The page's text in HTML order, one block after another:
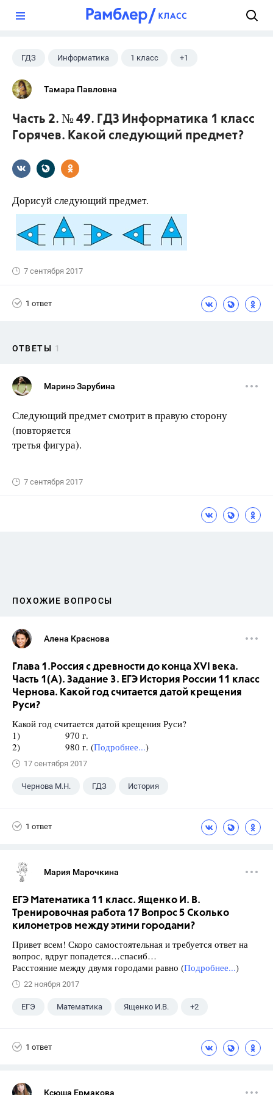
ГДЗ Информатика 1 класс +1
Горячев А.В.
Тамара Павловна
Часть 2. № 49. ГДЗ Информатика 1 класс
Горячев. Какой следующий предмет?
Дорисуй следующий предмет.
7 сентября 2017
1 ответ
ОТВЕТЫ 1
Маринэ Зарубина
Следующий предмет смотрит в правую сторону
(повторяется
третья фигура).
7 сентября 2017
ПОХОЖИЕ ВОПРОСЫ
Алена Краснова
Глава 1.Россия с древности до конца XVI века.
Часть 1(А). Задание 3. ЕГЭ История России 11 класс
Чернова. Какой год считается датой крещения
Руси?
Какой год считается датой крещения Руси?
1) 970 г.
2) 980 г. (Подробнее...)
17 сентября 2017
Чернова М.Н. ГДЗ История
1 ответ
Мария Марочкина
ЕГЭ Математика 11 класс. Ященко И. В.
Тренировочная работа 17 Вопрос 5 Сколько
километров между этими городами?
Привет всем! Скоро самостоятельная и требуется ответ на
вопрос, вдруг попадется…спасиб…
Расстояние между двумя городами равно (Подробнее...)
22 ноября 2017
ЕГЭ Математика Ященко И.В. +2
1 ответ
Ксюша Ермакова